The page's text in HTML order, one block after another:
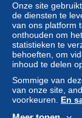
Onze site
de diensten te
van ons platform
onthouden om
statistieken te
behoeften, om
inhoud te delen
Sommige van
van onze site,
voorkeuren. En